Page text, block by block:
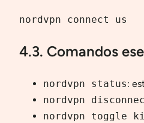
nordvpn connect us
4.3. Comandos
nordvpn status:
nordvpn
nordvpn toggle